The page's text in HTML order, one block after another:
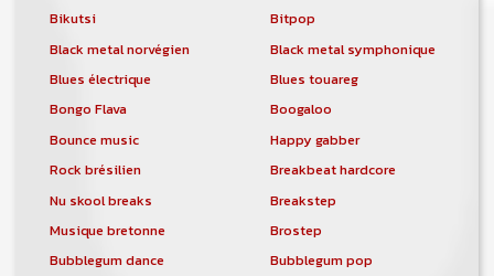
Bikutsi
Bitpop
Black metal norvégien
Black metal symphonique
Blues électrique
Blues touareg
Bongo Flava
Boogaloo
Bounce music
Happy gabber
Rock brésilien
Breakbeat hardcore
Nu skool breaks
Breakstep
Musique bretonne
Brostep
Bubblegum dance
Bubblegum pop